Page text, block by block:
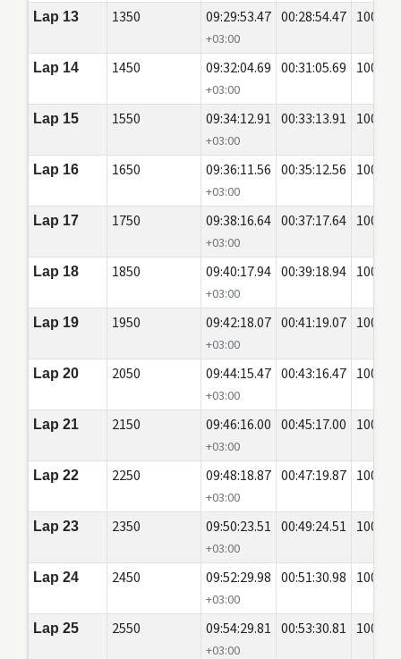
Lap 13 1350 09:29:53.47
+03:00
00:28:54.47 100
Lap 14 1450 09:32:04.69
+03:00
00:31:05.69 100
Lap 15 1550 09:34:12.91
+03:00
00:33:13.91 100
Lap 16 1650 09:36:11.56
+03:00
00:35:12.56 100
Lap 17 1750 09:38:16.64
+03:00
00:37:17.64 100
Lap 18 1850 09:40:17.94
+03:00
00:39:18.94 100
Lap 19 1950 09:42:18.07
+03:00
00:41:19.07 100
Lap 20 2050 09:44:15.47
+03:00
00:43:16.47 100
Lap 21 2150 09:46:16.00
+03:00
00:45:17.00 100
Lap 22 2250 09:48:18.87
+03:00
00:47:19.87 100
Lap 23 2350 09:50:23.51
+03:00
00:49:24.51 100
Lap 24 2450 09:52:29.98
+03:00
00:51:30.98 100
Lap 25 2550 09:54:29.81
+03:00
00:53:30.81 100